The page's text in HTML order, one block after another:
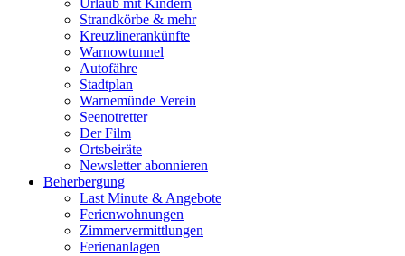
Strandkörbe & mehr
Kreuzlinerankünfte
Warnowtunnel
Autofähre
Stadtplan
Warnemünde Verein
Seenotretter
Der Film
Ortsbeiräte
Newsletter abonnieren
Beherbergung
Last Minute & Angebote
Ferienwohnungen
Zimmervermittlungen
Ferienanlagen